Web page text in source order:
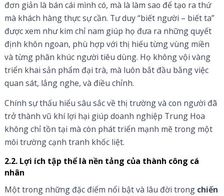
đơn giản là bán cái mình có, mà là làm sao để tạo ra thứ
mà khách hàng thực sự cần. Tư duy “biết người – biết ta”
được xem như kim chỉ nam giúp họ đưa ra những quyết
định khôn ngoan, phù hợp với thị hiếu từng vùng miền
và từng phân khúc người tiêu dùng. Họ không vội vàng
triển khai sản phẩm đại trà, mà luôn bắt đầu bằng việc
quan sát, lắng nghe, và điều chỉnh.
Chính sự thấu hiểu sâu sắc về thị trường và con người đã
trở thành vũ khí lợi hại giúp doanh nghiệp Trung Hoa
không chỉ tồn tại mà còn phát triển mạnh mẽ trong một
môi trường cạnh tranh khốc liệt.
2.2. Lợi ích tập thể là nền tảng của thành công cá
nhân
Một trong những đặc điểm nổi bật và lâu đời trong chiến